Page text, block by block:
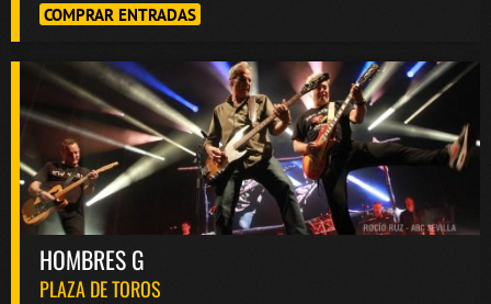
COMPRAR ENTRADAS
HOMBRES G
PLAZA DE TOROS